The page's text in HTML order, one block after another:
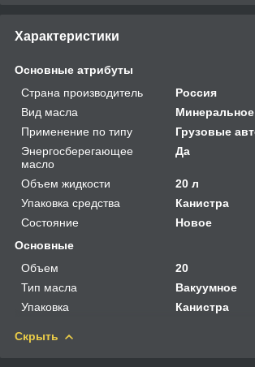
Характеристики
Основные атрибуты
Страна производитель
Россия
Вид масла
Минеральное
Применение по типу
Грузовые
Энергосберегающее
масло
Да
Объем жидкости
20 л
Упаковка средства
Канистра
Состояние
Новое
Основные
Объем
20
Тип масла
Вакуумное
Упаковка
Канистра
Скрыть